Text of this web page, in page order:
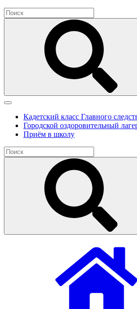
Кадетский класс Главного
Городской оздоровительный
Приём в школу